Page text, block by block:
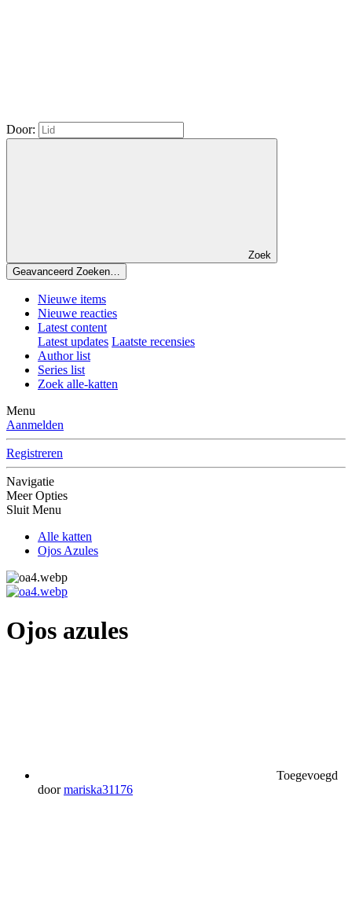
Door:
Zoek
Geavanceerd Zoeken…
Nieuwe items
Nieuwe reacties
Latest content
Latest updates Laatste recensies
Author list
Series list
Zoek alle-katten
Menu
Aanmelden
Registreren
Navigatie
Meer Opties
Sluit Menu
Alle katten
Ojos Azules
Ojos azules
Toegevoegd
door mariska31176